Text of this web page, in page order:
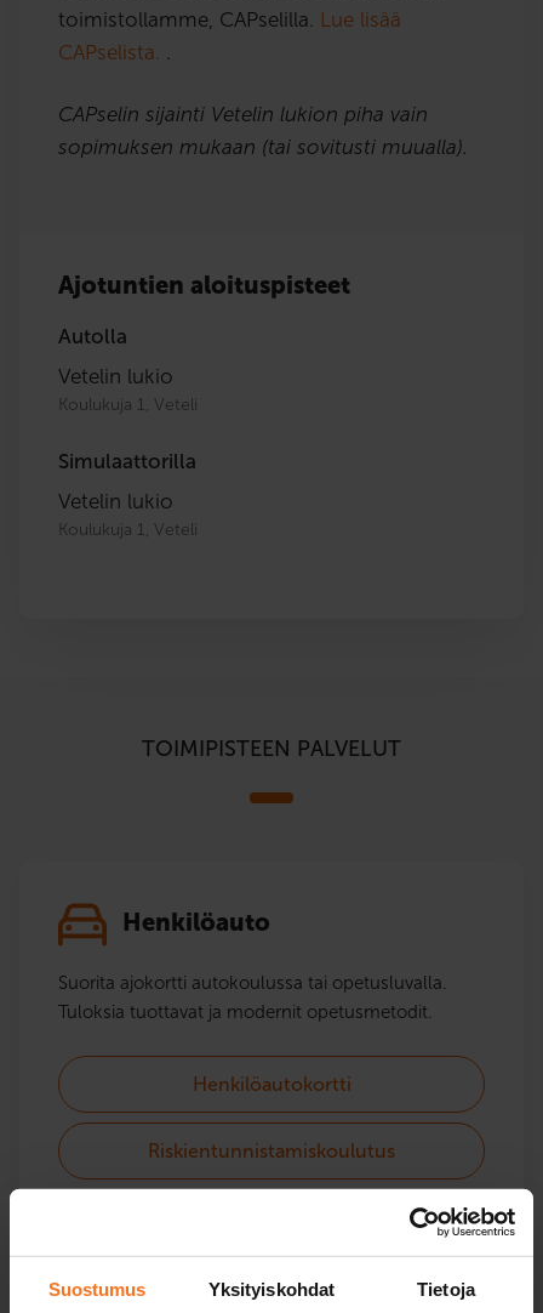
Suostumus Yksityiskohdat Tietoja
toimistollamme, CAPselilla. Lue lisää
CAPselista.
CAPselin sijainti Vetelin lukion piha vain
sopimuksen mukaan (tai sovitusti muualla).
Ajotuntien aloituspisteet
Autolla
Vetelin lukio
Koulukuja 1, Veteli
Simulaattorilla
Vetelin lukio
Koulukuja 1, Veteli
TOIMIPISTEEN PALVELUT
Henkilöauto
Suorita ajokortti autokoulussa tai opetusluvalla.
Tuloksia tuottavat ja modernit opetusmetodit.
Henkilöautokortti
Riskientunnistamiskoulutus